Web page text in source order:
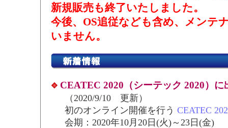
新規販売も終了いたしました。
今後、OS追従なども含め、メンテ
いません。
CEATEC 2020（シーテック 2020）に
（2020/9/10 更新）
初のオンライン開催を行う CEATEC
会期：2020年10月20日(火)～23日(金)